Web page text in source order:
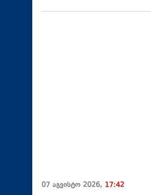
07 აგვისტო 2026, 17:42